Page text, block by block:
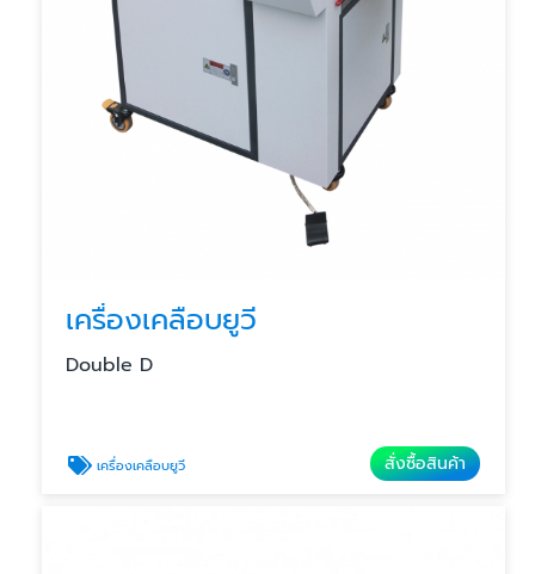
เครื่องเคลือบยูวี
Double D
เครื่องเคลือบยูวี สั่งซื้อสินค้า